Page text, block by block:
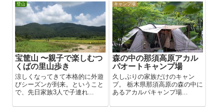
登山
宝筐山 〜親子で楽しむつ
くばの里山歩き
涼しくなってきて本格的に外遊
びシーズンが到来。ということ
で、先日家族3人で子連れ...
キャンプ場
森の中の那須高原アカル
パオートキャンプ場
久しぶりの家族だけのキャン
プ。 栃木県那須高原の森の中に
あるアカルパキャンプ場...